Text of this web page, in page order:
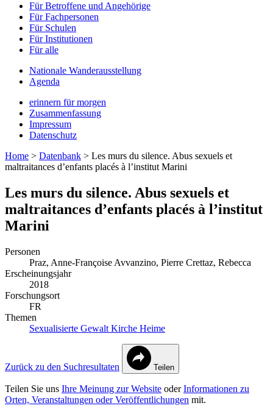
Für Betroffene und Angehörige
Für Fachpersonen
Für Schulen
Für Institutionen
Für alle
Nationale Wanderausstellung
Agenda
erinnern für morgen
Zusammenfassung
Impressum
Datenschutz
Home > Datenbank > Les murs du silence. Abus sexuels et
maltraitances d’enfants placés à l’institut Marini
Les murs du silence. Abus sexuels et
maltraitances d’enfants placés à l’institut
Marini
Personen
Praz, Anne-Françoise Avvanzino, Pierre Crettaz, Rebecca
Erscheinungsjahr
2018
Forschungsort
FR
Themen
Sexualisierte Gewalt Kirche Heime
Zurück zu den Suchresultaten Teilen
Teilen Sie uns Ihre Meinung zur Website oderInformationen zu
Orten, Veranstaltungen oder Veröffentlichungen mit.